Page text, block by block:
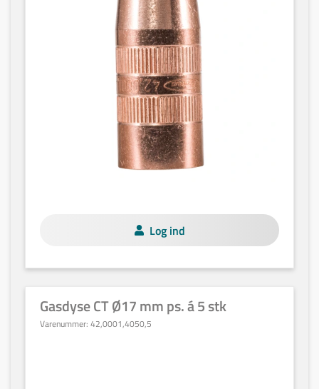
Log ind
Gasdyse CT Ø17 mm ps. á 5 stk
Varenummer: 42,0001,4050,5